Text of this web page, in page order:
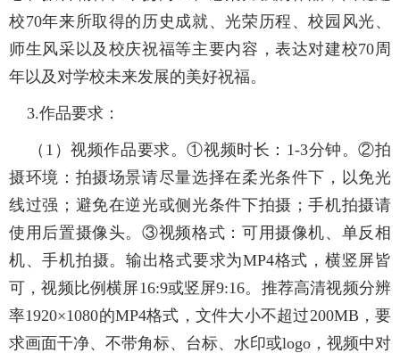
校70年来所取得的历史成就、光荣历程、校园风光、
师生风采以及校庆祝福等主要内容，表达对建校70周
年以及对学校未来发展的美好祝福。
3.作品要求：
（1）视频作品要求。①视频时长：1-3分钟。②拍
摄环境：拍摄场景请尽量选择在柔光条件下，以免光
线过强；避免在逆光或侧光条件下拍摄；手机拍摄请
使用后置摄像头。③视频格式：可用摄像机、单反相
机、手机拍摄。输出格式要求为MP4格式，横竖屏皆
可，视频比例横屏16:9或竖屏9:16。推荐高清视频分辨
率1920×1080的MP4格式，文件大小不超过200MB，要
求画面干净、不带角标、台标、水印或logo，视频中对